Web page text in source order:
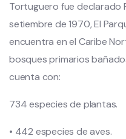
Tortuguero fue declarado
setiembre de 1970, El
encuentra en el Caribe
bosques primarios
cuenta con:
734 especies de plantas.
• 442 especies de aves.